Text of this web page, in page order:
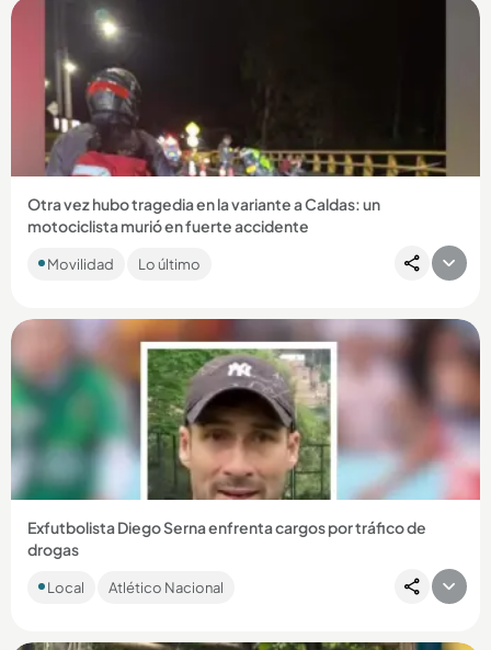
Otra vez hubo tragedia en la variante a Caldas: un
motociclista murió en fuerte accidente
colisionado con otro vehículo en jurisdicción de La Estrella. ...
Movilidad Lo último
Compartir Noticia
Exfutbolista Diego Serna enfrenta cargos por tráfico de
drogas
Estados Unidos, intentando ingresar pastillas de
Local Atlético Nacional